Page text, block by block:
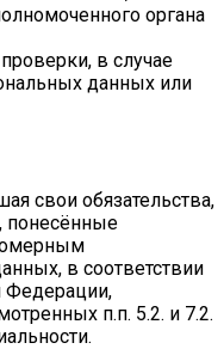
органа
в случае
данных или
свои обязательства,
понесённые
в соответствии
Федерации,
п.п. 5.2. и 7.2.